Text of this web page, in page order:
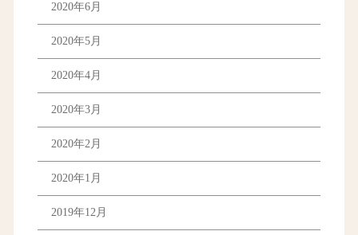
2020年6月
2020年5月
2020年4月
2020年3月
2020年2月
2020年1月
2019年12月